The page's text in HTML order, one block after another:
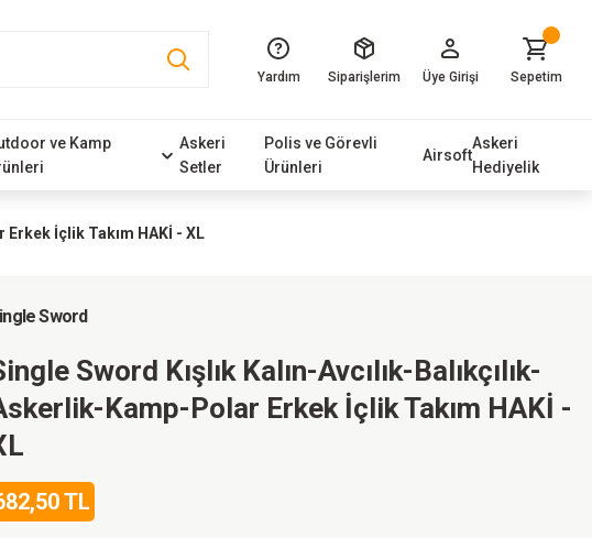
Yardım Siparişlerim Üye Girişi Sepetim
ve Kamp
Askeri
Setler
Polis ve Görevli
Ürünleri
Airsoft
Askeri
Hediyelik
Erkek İçlik Takım HAKİ - XL
Sword
Sword Kışlık Kalın-Avcılık-Balıkçılık-
Kamp-Polar Erkek İçlik Takım HAKİ -
TL